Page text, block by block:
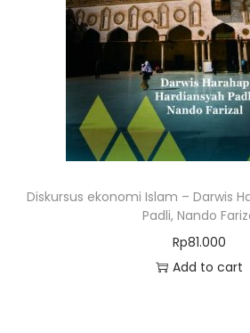
Diskursus ekonomi Islam – Darwis
Padli, Nando
Rp81.000
Add to cart